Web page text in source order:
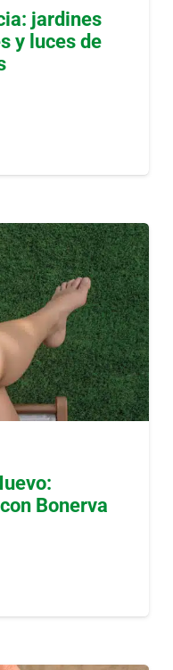
jardines
y luces de
Bonerva